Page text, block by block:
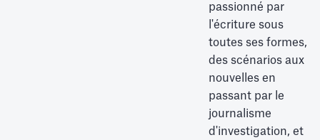
passionné par
l'écriture sous
toutes ses formes,
des scénarios aux
nouvelles en
passant par le
journalisme
d'investigation, et